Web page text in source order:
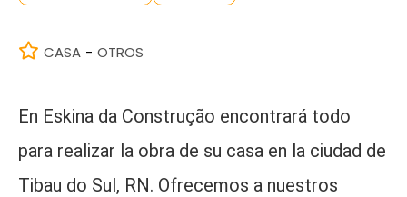
CASA - OTROS
En Eskina da Construção encontrará todo
para realizar la obra de su casa en la ciudad de
Tibau do Sul, RN. Ofrecemos a nuestros